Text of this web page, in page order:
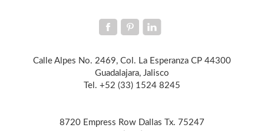
Calle Alpes No. 2469, Col. La Esperanza CP 44300
Guadalajara, Jalisco
Tel. +52 (33) 1524 8245
8720 Empress Row Dallas Tx. 75247